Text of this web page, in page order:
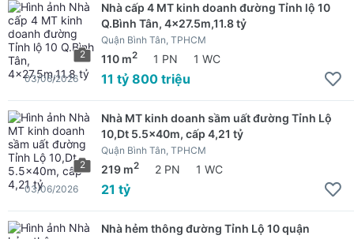
2
Nhà cấp 4 MT kinh doanh đường Tỉnh lộ 10
Q.Bình Tân, 4x27.5m,11.8 tỷ
Quận Bình Tân, TPHCM
110 m2 1 PN 1 WC
11 tỷ 800 triệu
03/06/2026
2
Nhà MT kinh doanh sầm uất đường Tỉnh Lộ
10,Dt 5.5x40m, cấp 4,21 tỷ
Quận Bình Tân, TPHCM
219 m2 2 PN 1 WC
21 tỷ
03/06/2026
Nhà hẻm thông đường Tỉnh Lộ 10 quận